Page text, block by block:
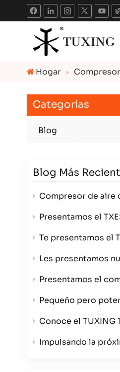
Hogar
Categorías
Blog
Blog Más
Compresor de aire de doble cilindro de 800 W: potencia,
Presentamos el TXES062: Su potente
Te presentamos el TUXING TXES061-3, tu compresor de aire
Les presentamos nuestro producto estrella: el compresor de aire de 4 cilindros que
Presentamos el compresor de aire para bobinado TXES062: ahora en
Pequeño pero potente: El compresor de
Conoce el TUXING TXES062: Tu compresor de aire portátil
Impulsando la próxima generación de deportes con armas de aire comprimido: Presentamos